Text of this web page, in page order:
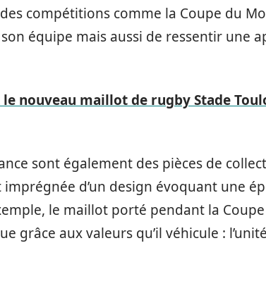
compétitions comme la Coupe du
équipe mais aussi de ressentir une
le nouveau maillot de rugby Stade
sont également des pièces de
d’un design évoquant une
le maillot porté pendant la
grâce aux valeurs qu’il véhicule :